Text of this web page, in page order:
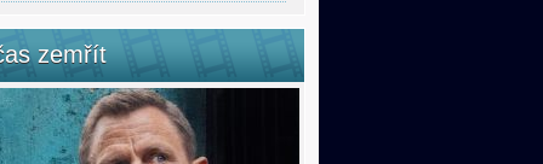
zemřít